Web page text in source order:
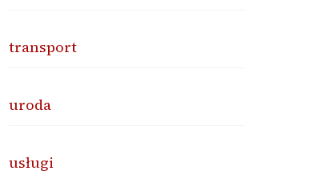
transport
uroda
usługi